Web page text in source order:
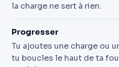
la charge ne sert à rien.
Progresser
Tu ajoutes une charge ou
tu boucles le haut de ta